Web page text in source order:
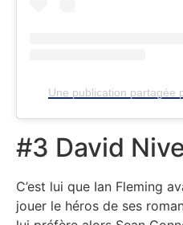
#3 David
C’est lui que Ian Fleming
jouer le héros de ses
Une publication partagée